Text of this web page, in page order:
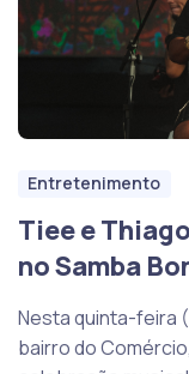
Entretenimento
Tiee e
no Samba
Nesta quinta-feira
bairro do